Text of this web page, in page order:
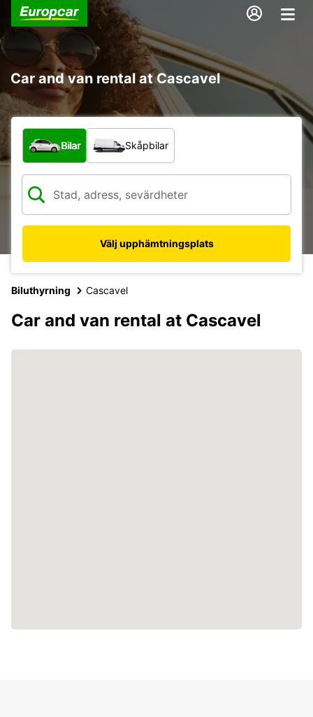
Car and van rental at Cascavel
Vilken typ av fordon?
Bilar Skåpbilar
Välj upphämtningsplats
Biluthyrning Cascavel
Car and van rental at Cascavel